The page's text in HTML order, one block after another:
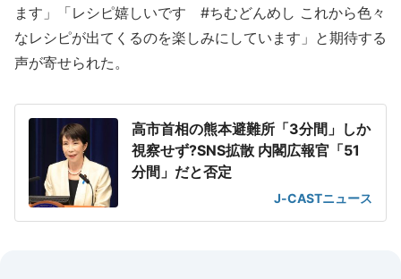
ます」「レシピ嬉しいです #ちむどんめし これから色々
なレシピが出てくるのを楽しみにしています」と期待する
声が寄せられた。
高市首相の熊本避難所「3分間」しか
視察せず?SNS拡散 内閣広報官「51
分間」だと否定
J-CASTニュース